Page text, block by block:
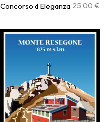
Concorso d’Eleganza 25,00 €